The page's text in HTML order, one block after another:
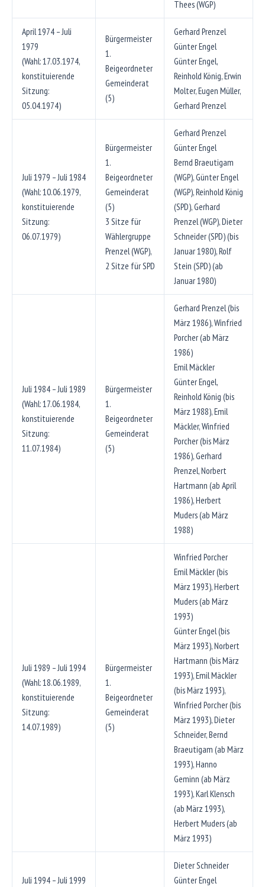
Thees (WGP)
April 1974 – Juli
1979
(Wahl: 17.03.1974,
konstituierende
Sitzung:
05.04.1974)
Bürgermeister
1.
Beigeordneter
Gemeinderat
(5)
Gerhard Prenzel
Günter Engel
Günter Engel,
Reinhold König, Erwin
Molter, Eugen Müller,
Gerhard Prenzel
Juli 1979 – Juli 1984
(Wahl: 10.06.1979,
konstituierende
Sitzung:
06.07.1979)
Bürgermeister
1.
Beigeordneter
Gemeinderat
(5)
3 Sitze für
Wählergruppe
Prenzel (WGP),
2 Sitze für SPD
Gerhard Prenzel
Günter Engel
Bernd Braeutigam
(WGP), Günter Engel
(WGP), Reinhold König
(SPD), Gerhard
Prenzel (WGP), Dieter
Schneider (SPD) (bis
Januar 1980), Rolf
Stein (SPD) (ab
Januar 1980)
Juli 1984 – Juli 1989
(Wahl: 17.06.1984,
konstituierende
Sitzung:
11.07.1984)
Bürgermeister
1.
Beigeordneter
Gemeinderat
(5)
Gerhard Prenzel (bis
März 1986), Winfried
Porcher (ab März
1986)
Emil Mäckler
Günter Engel,
Reinhold König (bis
März 1988), Emil
Mäckler, Winfried
Porcher (bis März
1986), Gerhard
Prenzel, Norbert
Hartmann (ab April
1986), Herbert
Muders (ab März
1988)
Juli 1989 – Juli 1994
(Wahl: 18.06.1989,
konstituierende
Sitzung:
14.07.1989)
Bürgermeister
1.
Beigeordneter
Gemeinderat
(5)
Winfried Porcher
Emil Mäckler (bis
März 1993), Herbert
Muders (ab März
1993)
Günter Engel (bis
März 1993), Norbert
Hartmann (bis März
1993), Emil Mäckler
(bis März 1993),
Winfried Porcher (bis
März 1993), Dieter
Schneider, Bernd
Braeutigam (ab März
1993), Hanno
Geminn (ab März
1993), Karl Klensch
(ab März 1993),
Herbert Muders (ab
März 1993)
Juli 1994 – Juli 1999
Dieter Schneider
Günter Engel